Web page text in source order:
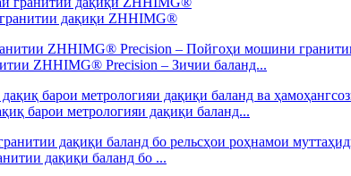
дақиқи ZHHIMG®
ZHHIMG® Precision – Зичии баланд...
барои метрологияи дақиқи баланд...
дақиқи баланд бо ...